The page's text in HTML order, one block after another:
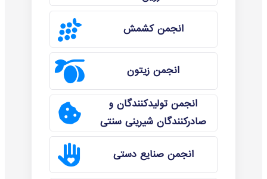
انجمن کشمش
انجمن زیتون
انجمن تولیدکنندگان و
صادرکنندگان شیرینی سنتی
انجمن صنایع دستی